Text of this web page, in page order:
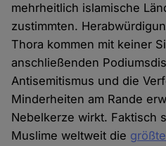
mehrheitlich islamische
zustimmten.
Thora kommen mit keiner
anschließenden
Antisemitismus und die
Minderheiten am Rande
Nebelkerze wirkt. Faktisch
Muslime weltweit die